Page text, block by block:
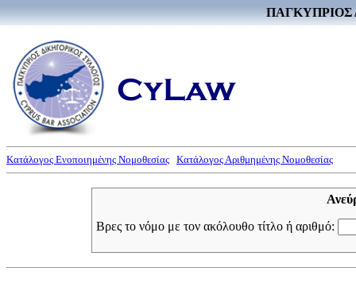
ΠΑΓΚΥΠΡΙΟΣ
Κατάλογος Ενοποιημένης Νομοθεσίας Κατάλογος Αριθμημένης Νομοθεσίας
Βρες το νόμο με τον ακόλουθο τίτλο ή αριθμό: